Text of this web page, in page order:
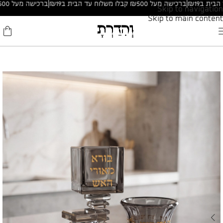
Skip to navigation
Skip to main content
ברכישה מעל ₪500 קבלו משלוח עד הבית ב₪19| ברכישה מעל ₪500 קבלו משלוח עד הבית ב₪19|